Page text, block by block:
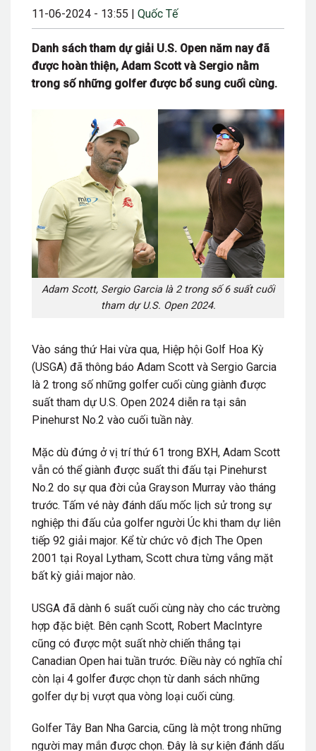
11-06-2024 - 13:55 | Quốc Tế
Danh sách tham dự giải U.S. Open năm nay đã
được hoàn thiện, Adam Scott và Sergio nằm
trong số những golfer được bổ sung cuối cùng.
Adam Scott, Sergio Garcia là 2 trong số 6 suất cuối
tham dự U.S. Open 2024.
Vào sáng thứ Hai vừa qua, Hiệp hội Golf Hoa Kỳ
(USGA) đã thông báo Adam Scott và Sergio Garcia
là 2 trong số những golfer cuối cùng giành được
suất tham dự U.S. Open 2024 diễn ra tại sân
Pinehurst No.2 vào cuối tuần này.
Mặc dù đứng ở vị trí thứ 61 trong BXH, Adam Scott
vẫn có thể giành được suất thi đấu tại Pinehurst
No.2 do sự qua đời của Grayson Murray vào tháng
trước. Tấm vé này đánh dấu mốc lịch sử trong sự
nghiệp thi đấu của golfer người Úc khi tham dự liên
tiếp 92 giải major. Kể từ chức vô địch The Open
2001 tại Royal Lytham, Scott chưa từng vắng mặt
bất kỳ giải major nào.
USGA đã dành 6 suất cuối cùng này cho các trường
hợp đặc biệt. Bên cạnh Scott, Robert MacIntyre
cũng có được một suất nhờ chiến thắng tại
Canadian Open hai tuần trước. Điều này có nghĩa chỉ
còn lại 4 golfer được chọn từ danh sách những
golfer dự bị vượt qua vòng loại cuối cùng.
Golfer Tây Ban Nha Garcia, cũng là một trong những
người may mắn được chọn. Đây là sự kiện đánh dấu